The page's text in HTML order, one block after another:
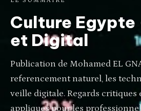
Culture Egypte
et Digital
Publication de Mohamed EL
referencement naturel, les
veille digitale. Regards critiques
appliques pour les